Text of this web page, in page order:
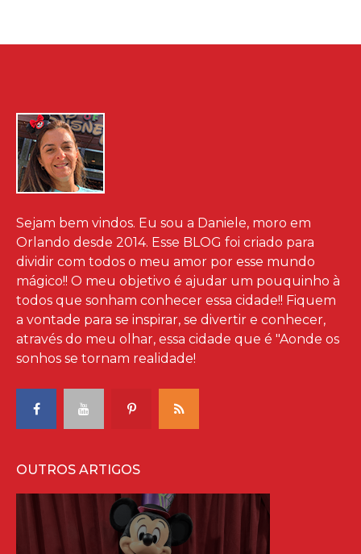
Sejam bem vindos. Eu sou a Daniele, moro em
Orlando desde 2014. Esse BLOG foi criado para
dividir com todos o meu amor por esse mundo
mágico!! O meu objetivo é ajudar um pouquinho à
todos que sonham conhecer essa cidade!! Fiquem
a vontade para se inspirar, se divertir e conhecer,
através do meu olhar, essa cidade que é "Aonde os
sonhos se tornam realidade!
OUTROS ARTIGOS